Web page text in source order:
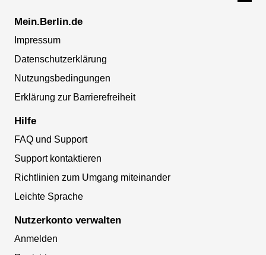
Mein.Berlin.de
Impressum
Datenschutzerklärung
Nutzungsbedingungen
Erklärung zur Barrierefreiheit
Hilfe
FAQ und Support
Support kontaktieren
Richtlinien zum Umgang miteinander
Leichte Sprache
Nutzerkonto verwalten
Anmelden